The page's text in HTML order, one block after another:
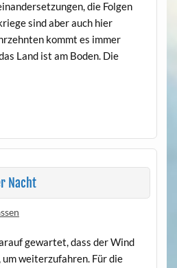
die Folgen
sind aber auch hier
kommt es immer
Land ist am Boden. Die
Nacht
gewartet, dass der Wind
weiterzufahren. Für die